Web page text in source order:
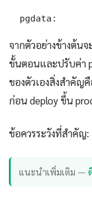
  pgdata:
จากตัวอย่างข้างต้นจ
ขั้นตอนและปรับค่า
ของตัวเองสิ่งสำคัญ
ก่อน deploy ขึ้น
ข้อควรระวังที่สำคัญ:
แนะนำเพิ่มเติม —